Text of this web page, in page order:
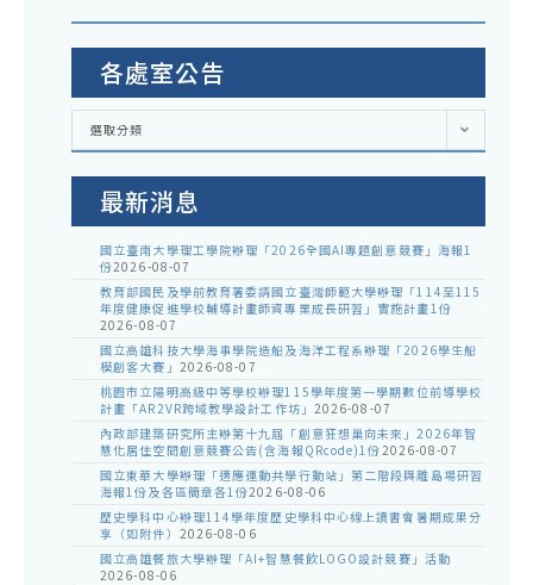
各處室公告
各
室
選取分類
最新消息
國立臺南大學理工學院辦理「2026全國AI專題創意競賽」海報1
份2026-08-07
教育部國民及學前教育署委請國立臺灣師範大學辦理「114至115
年度健康促進學校輔導計畫師資專業成長研習」實施計畫1份
2026-08-07
國立高雄科技大學海事學院造船及海洋工程系辦理「2026學生船
模創客大賽」 2026-08-07
桃園市立陽明高級中等學校辦理115學年度第一學期數位前導學校
計畫「AR2VR跨域教學設計工作坊」 2026-08-07
內政部建築研究所主辦第十九屆「創意狂想巢向未來」2026年智
慧化居住空間創意競賽公告(含海報QRcode)1份2026-08-07
國立東華大學辦理「適應運動共學行動站」第二階段與離島場研習
海報1份及各區簡章各1份2026-08-06
歷史學科中心辦理114學年度歷史學科中心線上讀書會暑期成果分
享（如附件） 2026-08-06
國立高雄餐旅大學辦理「AI+智慧餐飲LOGO設計競賽」活動
2026-08-06